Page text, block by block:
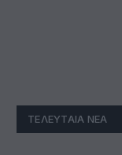
ΤΕΛΕΥΤΑΊΑ ΝΈΑ